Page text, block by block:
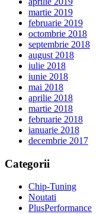
martie 2019
februarie 2019
octombrie 2018
septembrie 2018
august 2018
iulie 2018
iunie 2018
mai 2018
aprilie 2018
martie 2018
februarie 2018
ianuarie 2018
decembrie 2017
Categorii
Chip-Tuning
Noutati
PlusPerformance